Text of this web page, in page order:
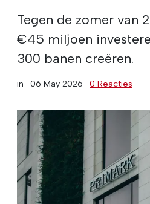
Tegen de zomer van
€45 miljoen
300 banen creëren.
in · 06 May 2026 · 0 Reacties